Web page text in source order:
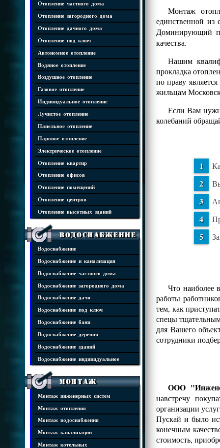
Отопление частного дома
Отопление загородного дома
Отопление дачного дома
Отопление под ключ
Автономное отопление
Водяное отопление
Воздушное отопление
Газовое отопление
Индивидуальное отопление
Лучистое отопление
Панельное отопление
Паровое отопление
Электрическое отопление
Отопление квартир
Отопление офисов
Отопление помещений
Отопление центров
Отопление высотных зданий
Водоснабжение
Водоснабжение
Водоснабжение и канализация
Водоснабжение частного дома
Водоснабжение загородного дома
Водоснабжение дачи
Водоснабжение под ключ
Водоснабжение бани
Водоснабжение деревня
Водоснабжение зданий
Водоснабжение индивидуальное
Монтаж
Монтаж инженерных систем
Монтаж отопления
Монтаж водоснабжения
Монтаж канализации
Монтаж котельных
Монтаж
единственной из
Доминирующий
качества.
Нашим
прокладка
по праву
жильцам
Если Вам
колебаний
Что наиболее
работы
тем, как
спецы
для Вашего
сотрудники
ООО
навстречу
организации
Пускай и было
конечным
стоимость,